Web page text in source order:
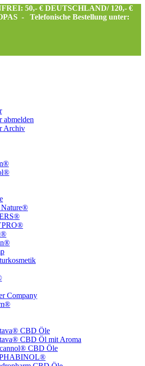
50,- € DEUTSCHLAND/ 120,- €
-
Telefonische Bestellung unter:
abmelden
Archiv
Nature®
Company
CBD Öle
CBD Öl mit Aroma
CBD Öle